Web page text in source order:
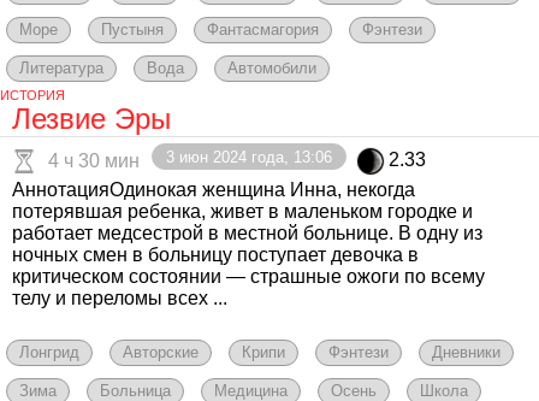
Море Пустыня Фантасмагория Фэнтези
Литература Вода Автомобили
ИСТОРИЯ
Лезвие Эры
4 ч 30 мин 3 июн 2024 года, 13:06
2.33
АннотацияОдинокая женщина Инна, некогда
потерявшая ребенка, живет в маленьком городке и
работает медсестрой в местной больнице. В одну из
ночных смен в больницу поступает девочка в
критическом состоянии — страшные ожоги по всему
телу и переломы всех ...
Лонгрид Авторские Крипи Фэнтези Дневники
Зима Больница Медицина Осень Школа